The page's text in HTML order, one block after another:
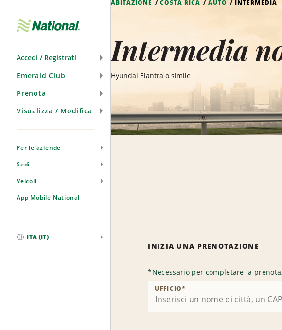
Accedi / Registrati
Emerald Club
Prenota
Visualizza / Modifica
Per le aziende
Sedi
Veicoli
App Mobile National
ITA (IT)
ABITAZIONE COSTA RICA AUTO INTERMEDIA
Intermedia
Hyundai Elantra o simile
INIZIA UNA PRENOTAZIONE
*Necessario per completare la
UFFICIO*